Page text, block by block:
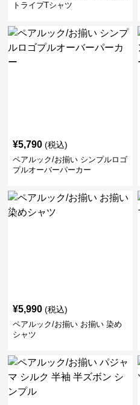
トライプTシャツ
¥5,790 (税込)
ペアルック/お揃い シンプルロゴ
プルオーバーパーカー
¥5,990 (税込)
ペアルック/お揃い お揃い 染め
シャツ